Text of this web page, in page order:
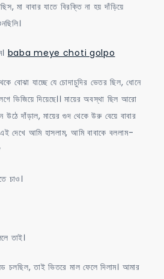
মা বাবার যাতে বিরক্তি না হয় দাঁড়িয়ে
baba meye choti golpo
বোঝা যাচ্ছে যে চোদাচুদির ভেতর ছিল, ধোনে
ভিজিয়ে দিয়েছে।। মায়ের অবস্থা ছিল আরো
উঠে দাঁড়াল, মায়ের গুদ থেকে উরু বেয়ে বাবার
এই দেখে আমি হাসলাম, আমি বাবাকে বললাম-
চাও।
তাই।
চলছিল, তাই ভিতরে মাল ফেলে দিলাম। আমার